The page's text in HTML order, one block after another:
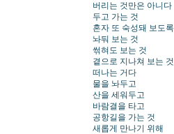
버리는 것만은 아니다
두고 가는 것
혼자 또 숙성돼 보도록
놔둬 보는 것
썪혀도 보는 것
곁으로 지나쳐 보는 것
떠나는 거다
물을 놔두고
산을 세워두고
바람결을 타고
공항길을 가는 것
새롭게 만나기 위해